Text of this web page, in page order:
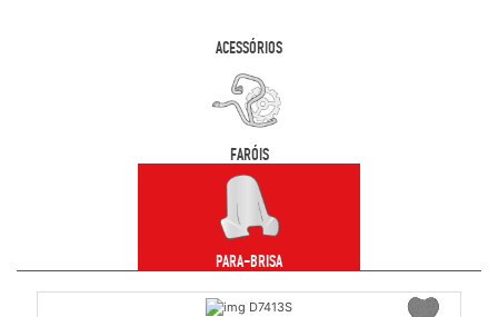
ACESSÓRIOS
FARÓIS
PARA-BRISA